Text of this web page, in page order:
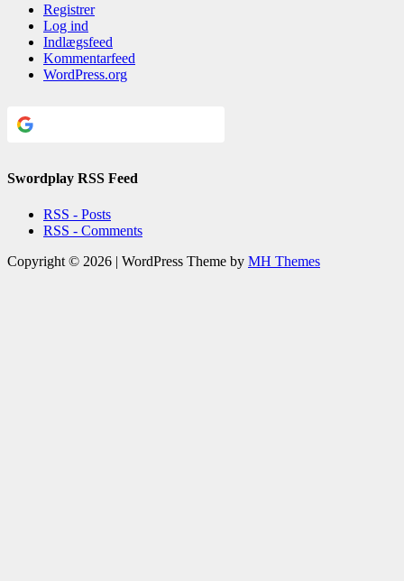
Registrer
Log ind
Indlægsfeed
Kommentarfeed
WordPress.org
Swordplay RSS Feed
RSS - Posts
RSS - Comments
Copyright © 2026 | WordPress Theme by MH Themes